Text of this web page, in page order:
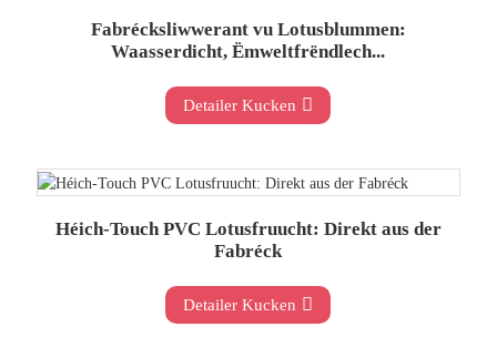
Fabrécksliwwerant vu Lotusblummen:
Waasserdicht, Ëmweltfrëndlech...
Detailer Kucken
Héich-Touch PVC Lotusfruucht: Direkt aus der
Fabréck
Detailer Kucken